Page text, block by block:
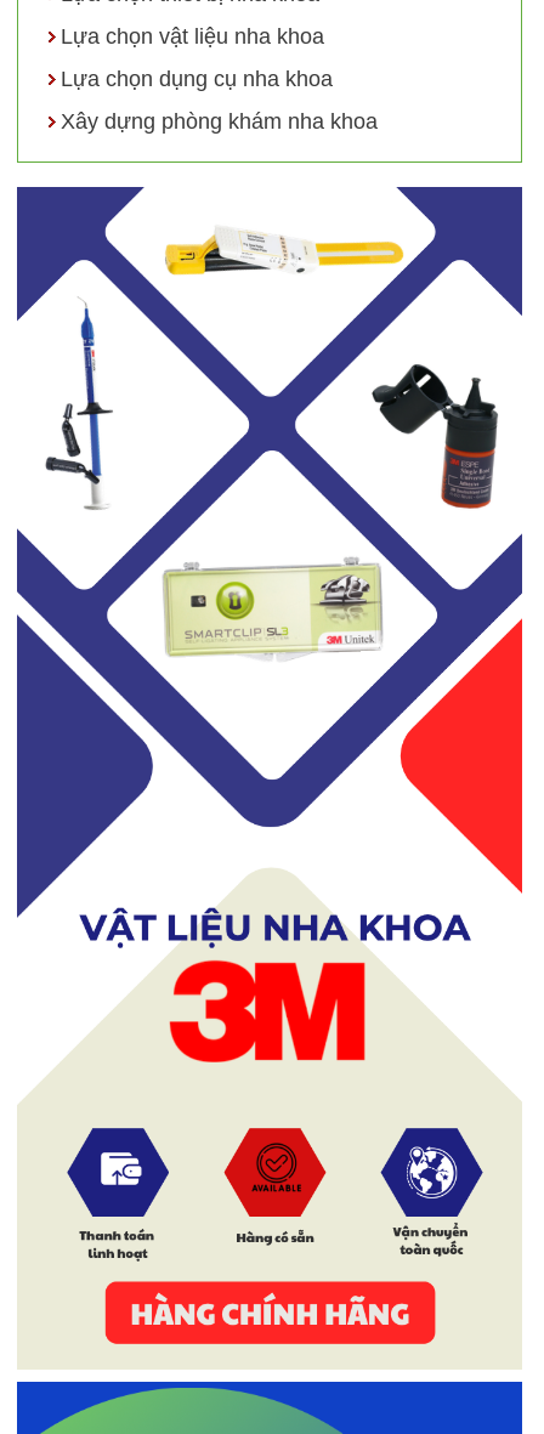
Lựa chọn vật liệu nha khoa
Lựa chọn dụng cụ nha khoa
Xây dựng phòng khám nha khoa